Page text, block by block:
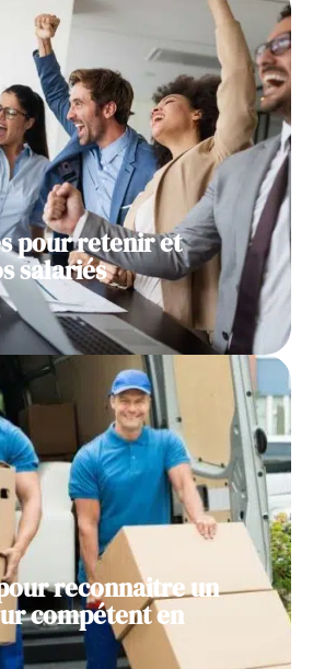
pour retenir et
salariés
reconnaitre un
compétent en